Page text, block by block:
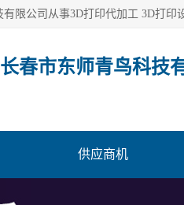
长春市东师青鸟科技
供应商机